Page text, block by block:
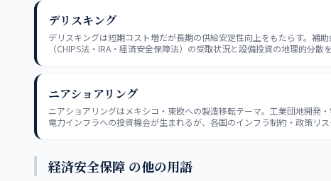
デリスキング
デリスキングは短期コスト増だが長期の供給安定性向上をもたらす。補助
（CHIPS法・IRA・経済安全保障法）の受取状況と設備投資の地理的分散
ニアショアリング
ニアショアリングはメキシコ・東欧への製造移転テーマ。工業団地開発・
電力インフラへの投資機会が生まれるが、各国のインフラ制約・政策リス
経済安全保障 の他の用語